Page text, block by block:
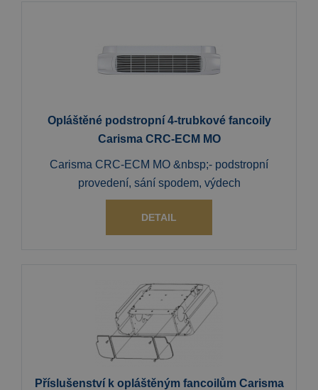
Opláštěné podstropní 4-trubkové fancoily
Carisma CRC-ECM MO
Carisma CRC-ECM MO &nbsp;- podstropní
provedení, sání spodem, výdech
DETAIL
Příslušenství k opláštěným fancoilům Carisma